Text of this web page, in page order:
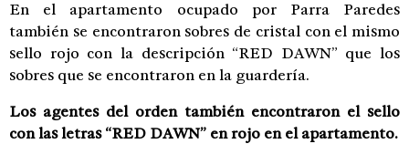
En el apartamento ocupado por Parra Paredes
también se encontraron sobres de cristal con el mismo
sello rojo con la descripción “RED DAWN” que los
sobres que se encontraron en la guardería.
Los agentes del orden también encontraron el sello
con las letras “RED DAWN” en rojo en el apartamento.